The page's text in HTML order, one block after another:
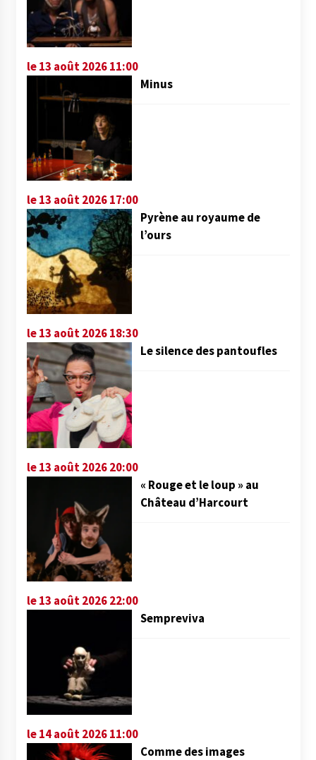
le 13 août 2026 11:00
Minus
le 13 août 2026 17:00
Pyrène au royaume de
l’ours
le 13 août 2026 18:30
Le silence des pantoufles
le 13 août 2026 20:00
« Rouge et le loup » au
Château d’Harcourt
le 13 août 2026 22:00
Sempreviva
le 14 août 2026 11:00
Comme des images